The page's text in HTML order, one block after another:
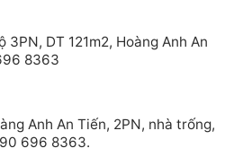
DT 121m2, Hoàng Anh An
8363
Anh An Tiến, 2PN, nhà trống,
696 8363.